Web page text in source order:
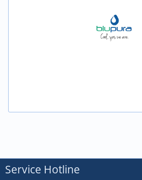
Service Hotline